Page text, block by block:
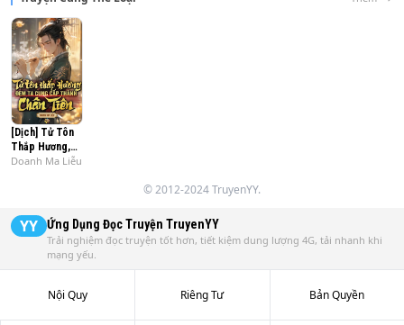
[Dịch] Tử Tôn
Thắp Hương,
Ta Thành Chân
Doanh Ma Liễu
© 2012-2024 TruyenYY.
YY Ứng Dụng Đọc Truyện TruyenYY
Trải nghiệm đọc truyện tốt hơn, tiết kiệm dung lượng 4G, tải nhanh khi
mạng yếu.
Nội Quy Riêng Tư Bản Quyền